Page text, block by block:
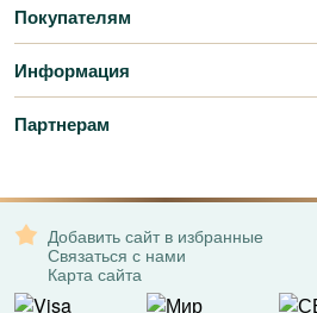
Покупателям
Информация
Партнерам
Добавить сайт в избранные
Связаться с нами
Карта сайта